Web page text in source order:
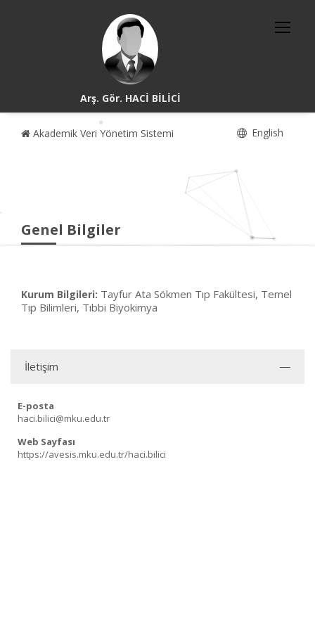
Arş. Gör. HACİ BİLİCİ
Akademik Veri Yönetim Sistemi English
Genel Bilgiler
Kurum Bilgileri: Tayfur Ata Sökmen Tıp Fakültesi, Temel
Tıp Bilimleri, Tıbbi Biyokimya
İletişim
E-posta
haci.bilici@mku.edu.tr
Web Sayfası
https://avesis.mku.edu.tr/haci.bilici